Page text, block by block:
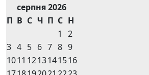
серпня 2026
П В С Ч П С Н
1
2
3 4 5 6 7 8 9
1011 1213141516